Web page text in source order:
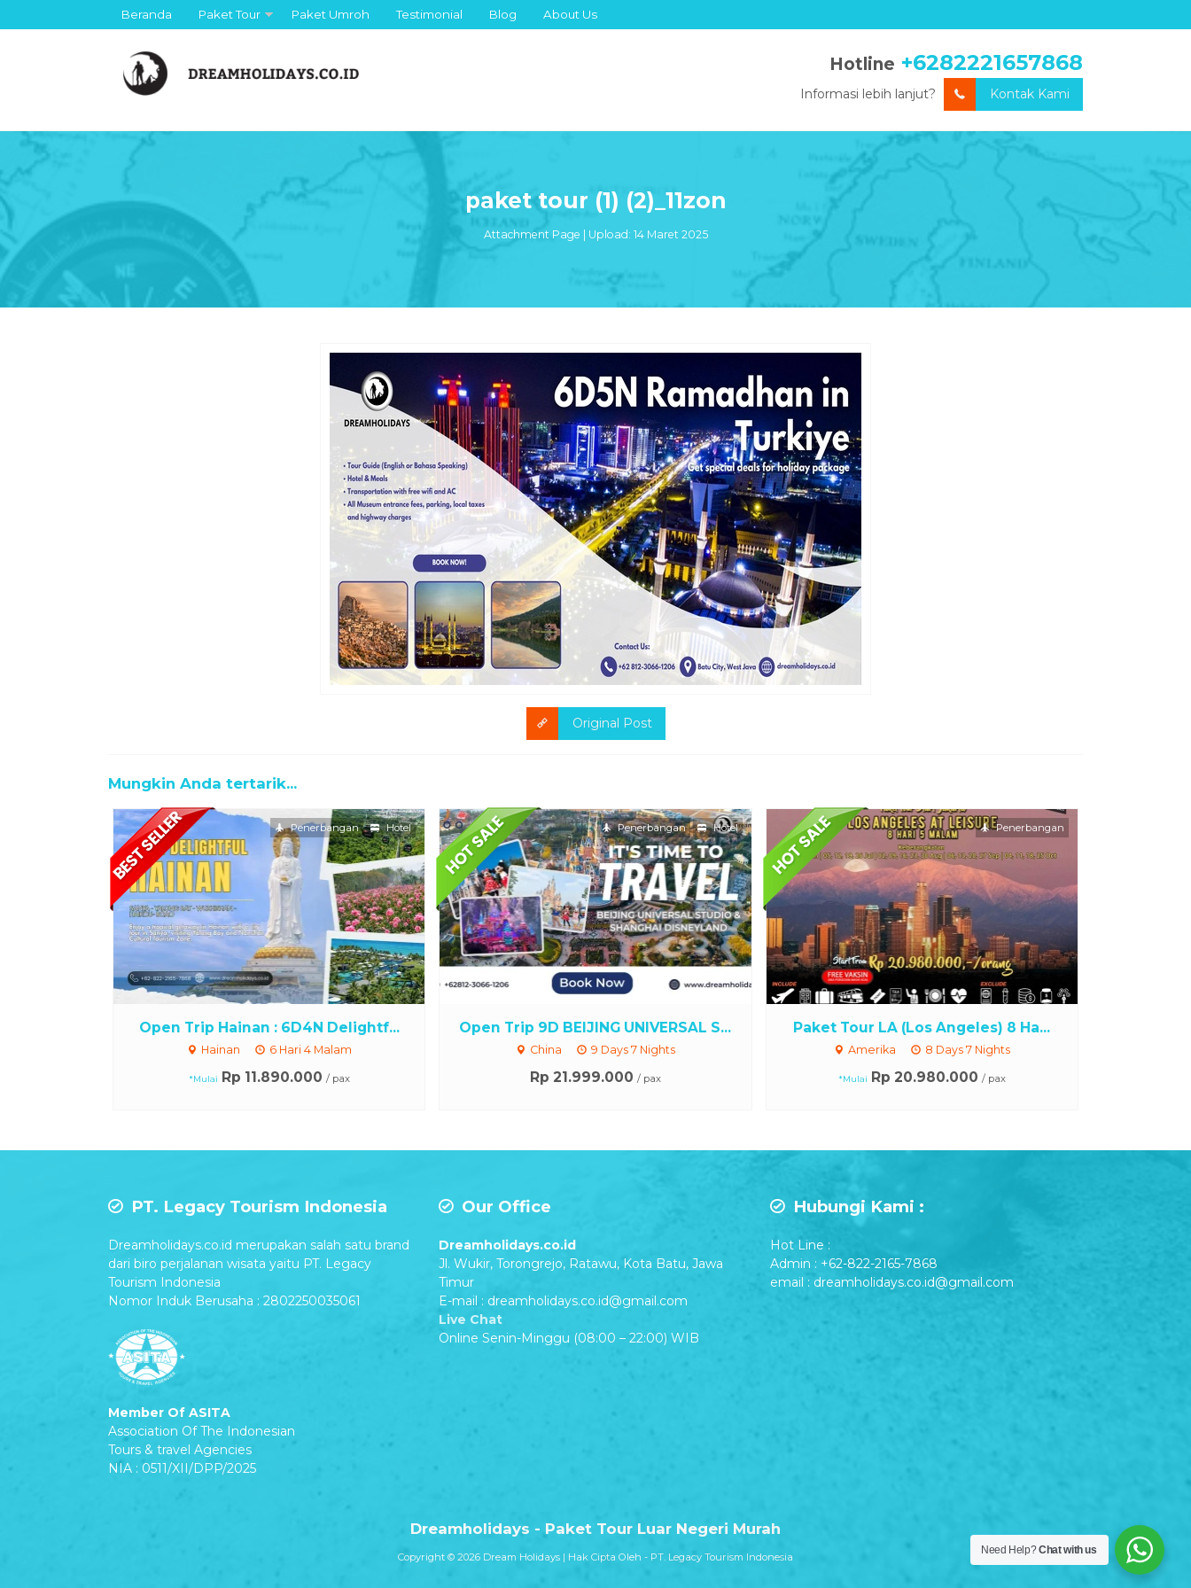
Beranda Paket Tour Paket Umroh Testimonial Blog About Us
Hotline +6282221657868
Informasi lebih lanjut? Kontak Kami
paket tour (1) (2)_11zon
Attachment Page | Upload: 14 Maret 2025
Original Post
Mungkin Anda tertarik...
Open Trip Hainan : 6D4N Delightf...
Hainan 6 Hari 4 Malam
*Mulai Rp 11.890.000 / pax
Penerbangan Hotel
Open Trip 9D BEIJING UNIVERSAL S...
China 9 Days 7 Nights
Rp 21.999.000 / pax
Penerbangan Hotel
Paket Tour LA (Los Angeles) 8 Ha...
Amerika 8 Days 7 Nights
*Mulai Rp 20.980.000 / pax
Penerbangan
PT. Legacy Tourism Indonesia
Dreamholidays.co.id merupakan salah satu brand
dari biro perjalanan wisata yaitu PT. Legacy
Tourism Indonesia
Nomor Induk Berusaha : 2802250035061
Member Of ASITA
Association Of The Indonesian
Tours & travel Agencies
NIA : 0511/XII/DPP/2025
Our Office
Dreamholidays.co.id
Jl. Wukir, Torongrejo, Ratawu, Kota Batu, Jawa
Timur
E-mail : dreamholidays.co.id@gmail.com
Live Chat
Online Senin-Minggu (08:00 – 22:00) WIB
Hubungi Kami :
Hot Line :
Admin : +62-822-2165-7868
email : dreamholidays.co.id@gmail.com
Dreamholidays - Paket Tour Luar Negeri Murah
Copyright © 2026 Dream Holidays | Hak Cipta Oleh - PT. Legacy Tourism Indonesia
Need Help?Chat with us